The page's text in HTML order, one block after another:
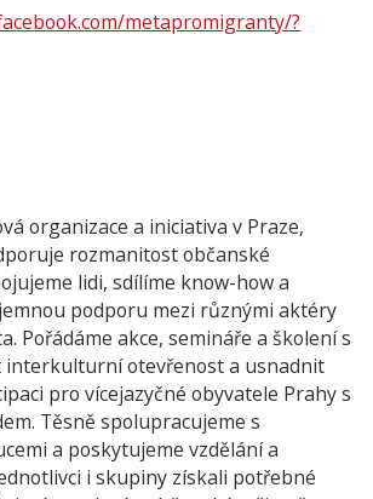
metapromigranty/?
organizace a iniciativa v Praze,
rozmanitost občanské
lidi, sdílíme know-how a
podporu mezi různými aktéry
Pořádáme akce, semináře a školení s
interkulturní otevřenost a usnadnit
pro vícejazyčné obyvatele Prahy s
Těsně spolupracujeme s
a poskytujeme vzdělání a
i skupiny získali potřebné